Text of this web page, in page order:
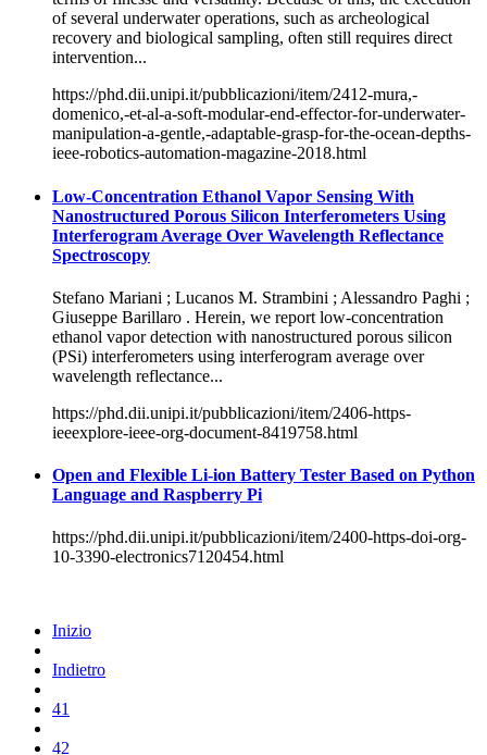
of several underwater operations, such as archeological
recovery and biological sampling, often still requires direct
intervention...
https://phd.dii.unipi.it/pubblicazioni/item/2412-mura,-
domenico,-et-al-a-soft-modular-end-effector-for-underwater-
manipulation-a-gentle,-adaptable-grasp-for-the-ocean-depths-
ieee-robotics-automation-magazine-2018.html
Low-Concentration Ethanol Vapor Sensing With
Nanostructured Porous Silicon Interferometers Using
Interferogram Average Over Wavelength Reflectance
Spectroscopy
Stefano Mariani ; Lucanos M. Strambini ; Alessandro Paghi ;
Giuseppe Barillaro . Herein, we report low-concentration
ethanol vapor detection with nanostructured porous silicon
(PSi) interferometers using interferogram average over
wavelength reflectance...
https://phd.dii.unipi.it/pubblicazioni/item/2406-https-
ieeexplore-ieee-org-document-8419758.html
Open and Flexible Li-ion Battery Tester Based on Python
Language and Raspberry Pi
https://phd.dii.unipi.it/pubblicazioni/item/2400-https-doi-org-
10-3390-electronics7120454.html
Inizio
Indietro
41
42